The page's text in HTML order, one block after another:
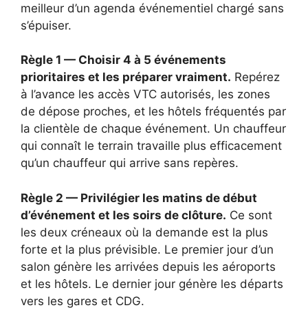
meilleur d’un agenda événementiel chargé sans
s’épuiser.
Règle 1 — Choisir 4 à 5 événements
prioritaires et les préparer vraiment. Repérez
à l’avance les accès VTC autorisés, les zones
de dépose proches, et les hôtels fréquentés par
la clientèle de chaque événement. Un chauffeur
qui connaît le terrain travaille plus efficacement
qu’un chauffeur qui arrive sans repères.
Règle 2 — Privilégier les matins de début
d’événement et les soirs de clôture. Ce sont
les deux créneaux où la demande est la plus
forte et la plus prévisible. Le premier jour d’un
salon génère les arrivées depuis les aéroports
et les hôtels. Le dernier jour génère les départs
vers les gares et CDG.